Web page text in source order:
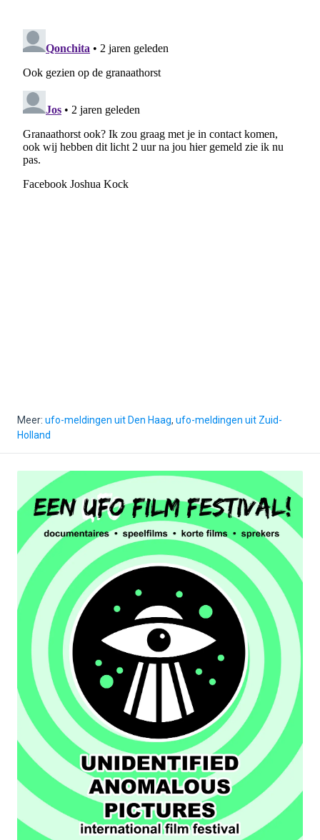
Meer: ufo-meldingen uit Den Haag, ufo-meldingen uit Zuid-
Holland